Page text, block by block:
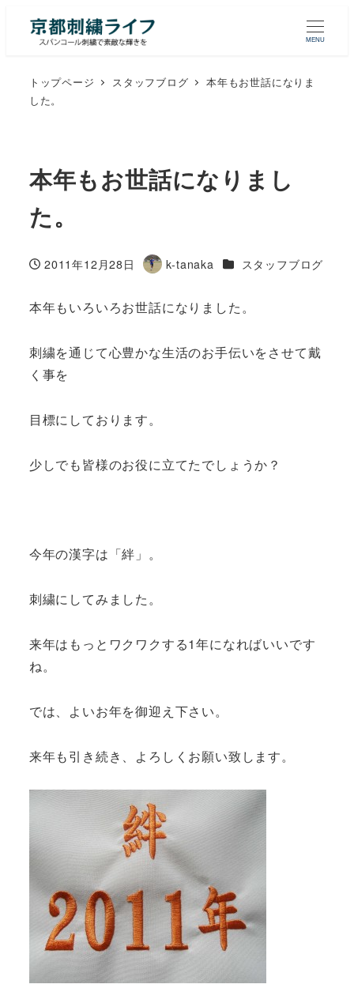
MENU
トップページ スタッフブログ
本年もお世話になりま
した。
本年もお世話になりまし
た。
投稿日
2011年12月28日
著
k-tanaka カテゴリー
スタッフブログ
本年もいろいろお世話になりました。
刺繍を通じて心豊かな生活のお手伝いをさせて戴
く事を
目標にしております。
少しでも皆様のお役に立てたでしょうか？
今年の漢字は「絆」。
刺繍にしてみました。
来年はもっとワクワクする1年になればいいです
ね。
では、よいお年を御迎え下さい。
来年も引き続き、よろしくお願い致します。